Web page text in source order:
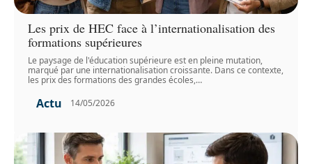
Les prix de HEC face à l’internationalisation des
formations supérieures
Le paysage de l'éducation supérieure est en pleine mutation,
marqué par une internationalisation croissante. Dans ce contexte,
les prix des formations des grandes écoles,…
Actu 14/05/2026